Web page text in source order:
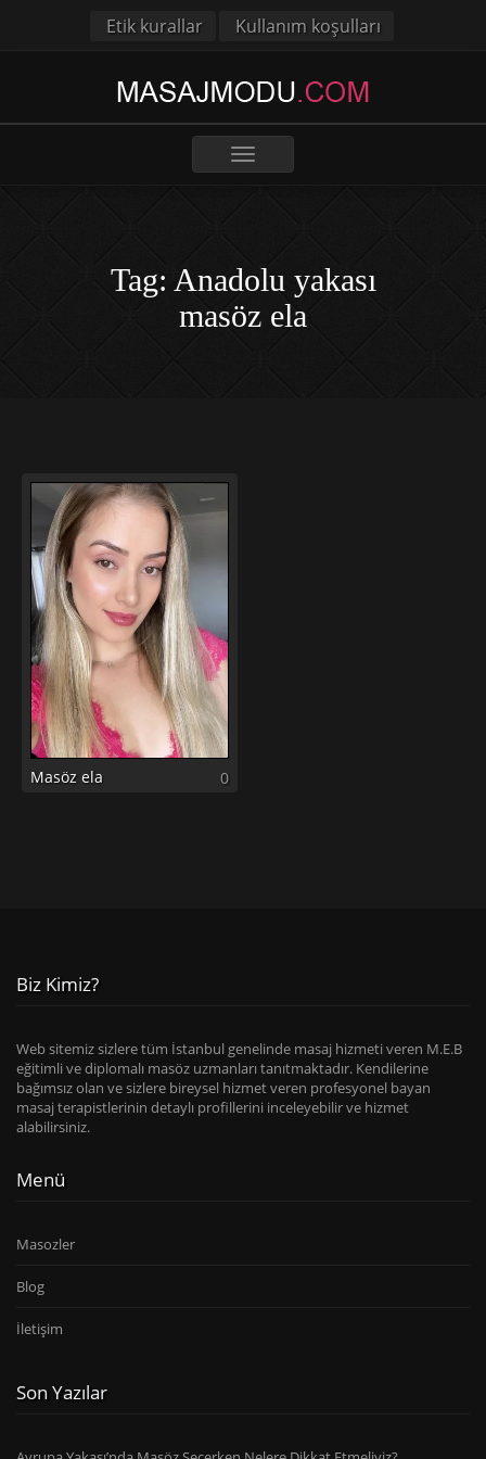
Etik kurallar Kullanım koşulları
Toggle
Tag: Anadolu yakası
masöz ela
Masöz ela 0
Biz Kimiz?
Web sitemiz sizlere tüm İstanbul genelinde masaj hizmeti veren M.E.B
eğitimli ve diplomalı masöz uzmanları tanıtmaktadır. Kendilerine
bağımsız olan ve sizlere bireysel hizmet veren profesyonel bayan
masaj terapistlerinin detaylı profillerini inceleyebilir ve hizmet
alabilirsiniz.
Menü
Masozler
Blog
İletişim
Son Yazılar